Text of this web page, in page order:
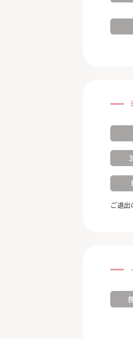
ご退出